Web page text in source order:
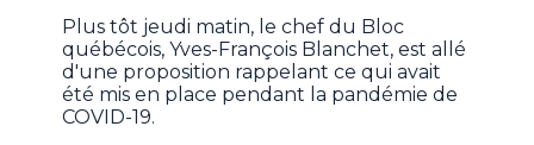
Plus tôt jeudi matin, le chef du Bloc
québécois, Yves-François Blanchet, est allé
d'une proposition rappelant ce qui avait
été mis en place pendant la pandémie de
COVID-19.